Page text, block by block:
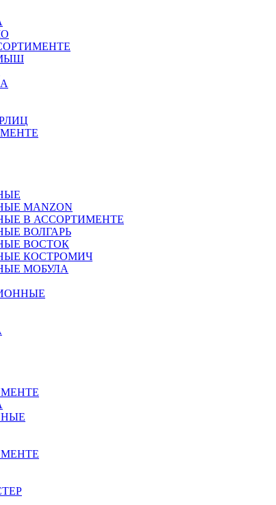
MANZON
В АССОРТИМЕНТЕ
ВОЛГАРЬ
ВОСТОК
КОСТРОМИЧ
МОБУЛА